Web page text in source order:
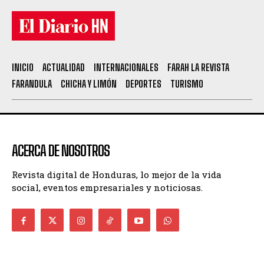
INICIO ACTUALIDAD INTERNACIONALES
FARAH LA REVISTA
FARANDULA
CHICHA Y LIMÓN DEPORTES TURISMO
ACERCA DE NOSOTROS
Revista digital de Honduras, lo mejor de la vida
social, eventos empresariales y noticiosas.